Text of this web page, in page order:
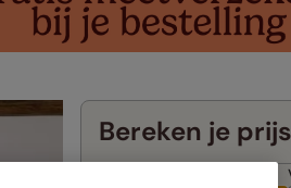
Bereken je